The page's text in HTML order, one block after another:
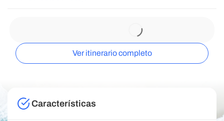
Ver itinerario completo
Características